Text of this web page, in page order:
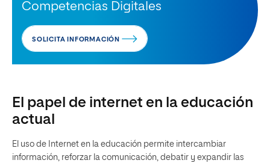
Competencias Digitales
SOLICITA INFORMACIÓN
El papel de internet en la educación
actual
El uso de Internet en la educación permite intercambiar
información, reforzar la comunicación, debatir y expandir las